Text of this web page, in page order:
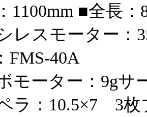
1100mm ■全長
レスモーター：
FMS-40A
モーター：9gサ
ラ：10.5×7 3枚